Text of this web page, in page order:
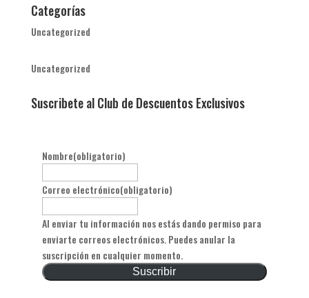
Categorías
Uncategorized
Uncategorized
Suscribete al Club de Descuentos Exclusivos
Nombre(obligatorio)
Correo electrónico(obligatorio)
Al enviar tu información nos estás dando permiso para
enviarte correos electrónicos. Puedes anular la
suscripción en cualquier momento.
Suscribir